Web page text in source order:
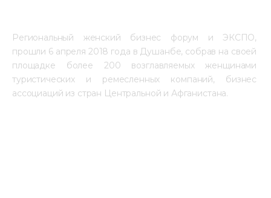
Региональный женский бизнес форум и ЭКСПО,
прошли 6 апреля 2018 года в Душанбе, собрав на своей
площадке более 200 возглавляемых женщинами
туристических и ремесленных компаний, бизнес
ассоциаций из стран Центральной и Афганистана.